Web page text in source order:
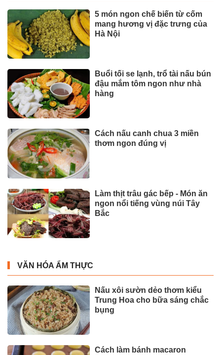
5 món ngon chế biến từ cốm
mang hương vị đặc trưng của
Hà Nội
Buổi tối se lạnh, trổ tài nấu bún
đậu mắm tôm ngon như nhà
hàng
Cách nấu canh chua 3 miền
thơm ngon đúng vị
Làm thịt trâu gác bếp - Món ăn
ngon nổi tiếng vùng núi Tây
Bắc
VĂN HÓA ẨM THỰC
Nấu xôi sườn dẻo thơm kiểu
Trung Hoa cho bữa sáng chắc
bụng
Cách làm bánh macaron